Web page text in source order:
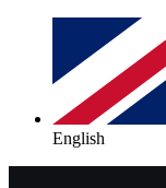
English